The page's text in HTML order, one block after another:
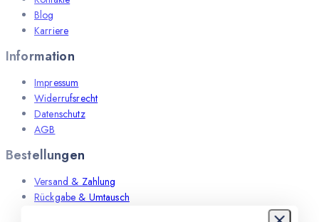
Blog
Karriere
Information
Impressum
Widerrufsrecht
Datenschutz
AGB
Bestellungen
Versand & Zahlung
Rückgabe & Umtausch